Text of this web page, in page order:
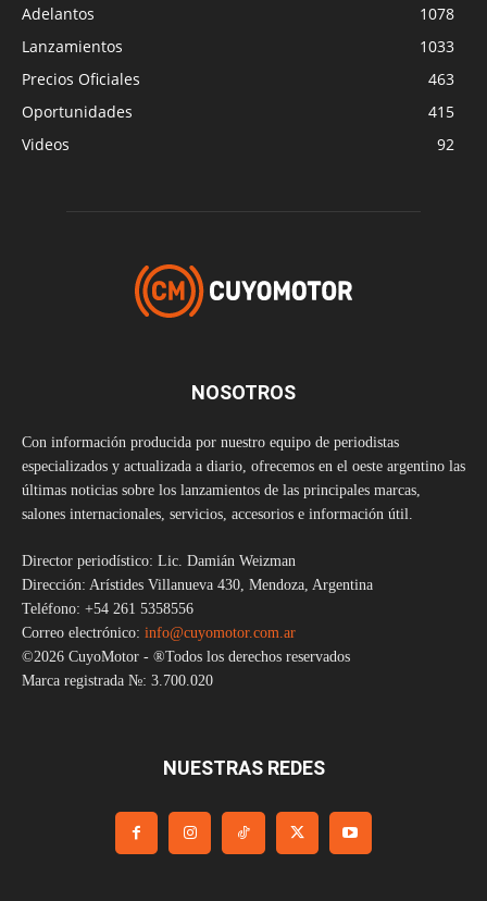
Adelantos
1078
Lanzamientos
1033
Precios Oficiales
463
Oportunidades
415
Videos
92
NOSOTROS
Con información producida por nuestro equipo de periodistas
especializados y actualizada a diario, ofrecemos en el oeste argentino las
últimas noticias sobre los lanzamientos de las principales marcas,
salones internacionales, servicios, accesorios e información útil.
Director periodístico: Lic. Damián Weizman
Dirección: Arístides Villanueva 430, Mendoza, Argentina
Teléfono: +54 261 5358556
Correo electrónico: info@cuyomotor.com.ar
©2026 CuyoMotor - ®Todos los derechos reservados
Marca registrada №: 3.700.020
NUESTRAS REDES